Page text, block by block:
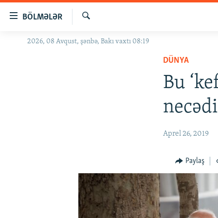
BÖLMƏLƏR
GÜNDƏM
Axtar
2026, 08 Avqust, şənbə, Bakı vaxtı 08:19
DÜNYA
Bu
Aprel 26, 2019
Paylaş